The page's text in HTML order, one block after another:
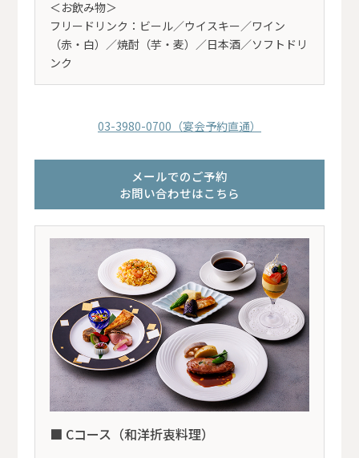
＜お飲み物＞
フリードリンク：ビール／ウイスキー／ワイン
（赤・白）／焼酎（芋・麦）／日本酒／ソフトドリ
ンク
03-3980-0700（宴会予約直通）
メールでのご予約
お問い合わせはこちら
■ Cコース（和洋折衷料理）